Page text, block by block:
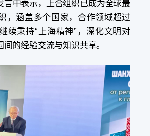
言中表示，上合组织已成为全球最
，涵盖多个国家，合作领域超过
续秉持“上海精神”，深化文明对
的经验交流与知识共享。